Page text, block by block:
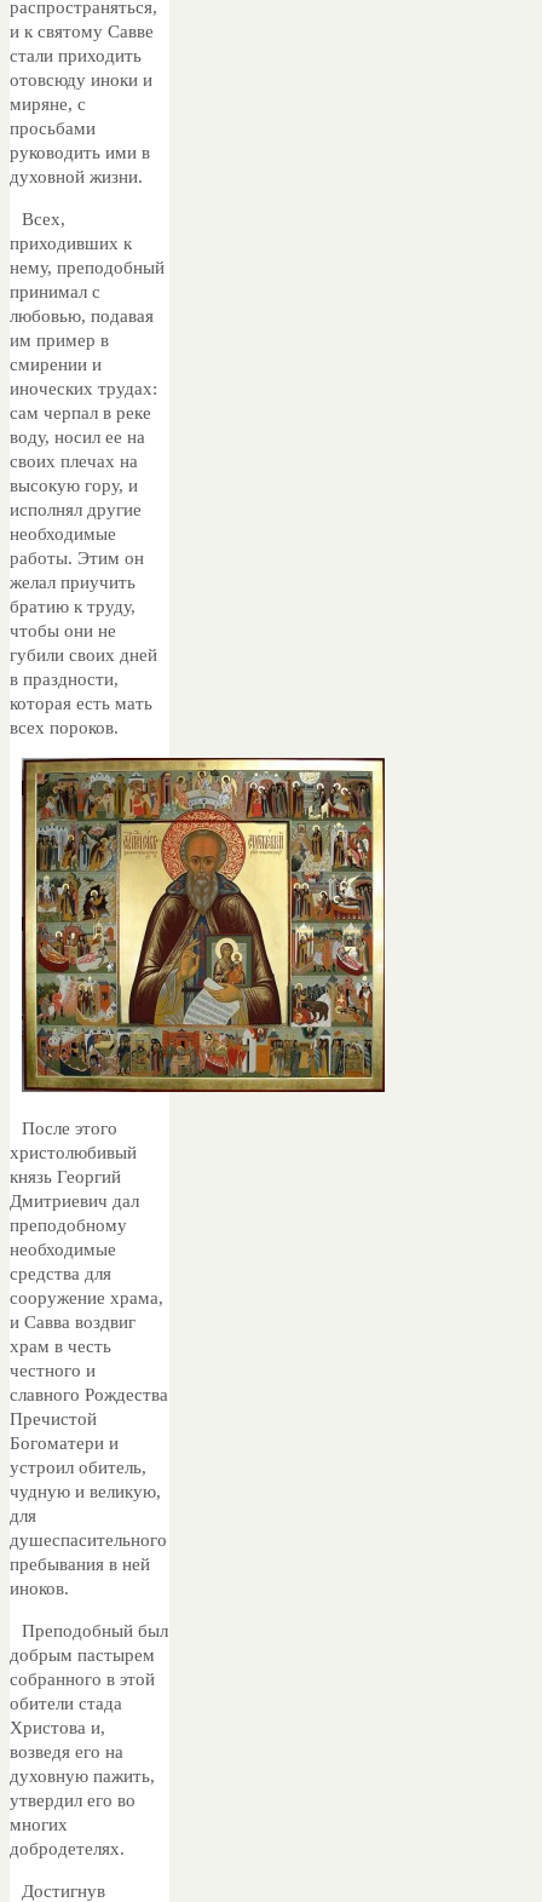
распространяться,
и к святому Савве
стали приходить
отовсюду иноки и
миряне, с
просьбами
руководить ими в
духовной жизни.
Всех,
приходивших к
нему, преподобный
принимал с
любовью, подавая
им пример в
смирении и
иноческих трудах:
сам черпал в реке
воду, носил ее на
своих плечах на
высокую гору, и
исполнял другие
необходимые
работы. Этим он
желал приучить
братию к труду,
чтобы они не
губили своих дней
в праздности,
которая есть мать
всех пороков.
После этого
христолюбивый
князь Георгий
Дмитриевич дал
преподобному
необходимые
средства для
сооружение храма,
и Савва воздвиг
храм в честь
честного и
славного Рождества
Пречистой
Богоматери и
устроил обитель,
чудную и великую,
для
душеспасительного
пребывания в ней
иноков.
Преподобный был
добрым пастырем
собранного в этой
обители стада
Христова и,
возведя его на
духовную пажить,
утвердил его во
многих
добродетелях.
Достигнув